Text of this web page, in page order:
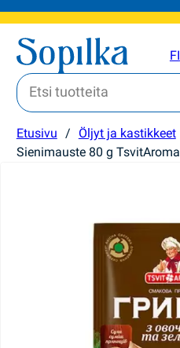
FI
Etusivu / Öljyt ja kastikkeet
Sienimauste 80 g TsvitAroma